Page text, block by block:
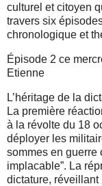
culturel et citoyen
travers six
chronologique et
Épisode 2 ce
Etienne
L’héritage de la
La première
à la révolte du 18
déployer les
sommes en guerre
implacable”. La
dictature,